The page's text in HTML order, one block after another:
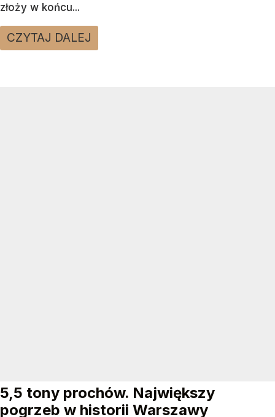
złoży w końcu...
CZYTAJ DALEJ
5,5 tony prochów. Największy
pogrzeb w historii Warszawy